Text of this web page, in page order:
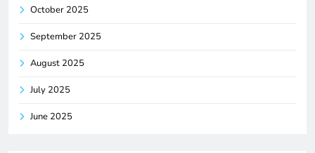
October 2025
September 2025
August 2025
July 2025
June 2025